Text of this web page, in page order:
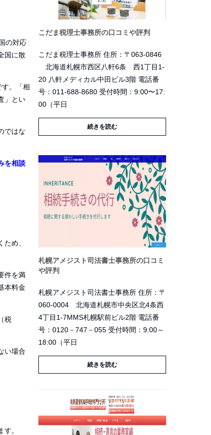
の対応
国に散
。「相
」とい
ではな
を相談
め、
件を満
本料金
税
い場合
。
こだま税理士事務所の口コミや評判
こだま税理士事務所 住所：〒063-0846
北海道札幌市西区八軒6条 西1丁目1-
20 八軒メディカル中田ビル3階 電話番
号：011-688-8680 受付時間：9:00〜17:
00（平日
続きを読む
札幌アメジスト司法書士事務所の口コミ
や評判
札幌アメジスト司法書士事務所 住所：〒
060-0004 北海道札幌市中央区北4条西
4丁目1-7MMS札幌駅前ビル2階 電話番
号：0120－747－055 受付時間：9:00～
18:00（平日
続きを読む